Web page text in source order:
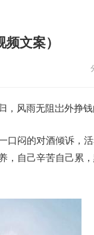
文案）
风雨无阻岀外挣钱
口闷的对酒倾诉，
，自己辛苦自己累